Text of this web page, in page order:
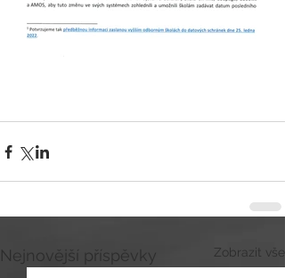
Nejnovější příspěvky Zobrazit vše